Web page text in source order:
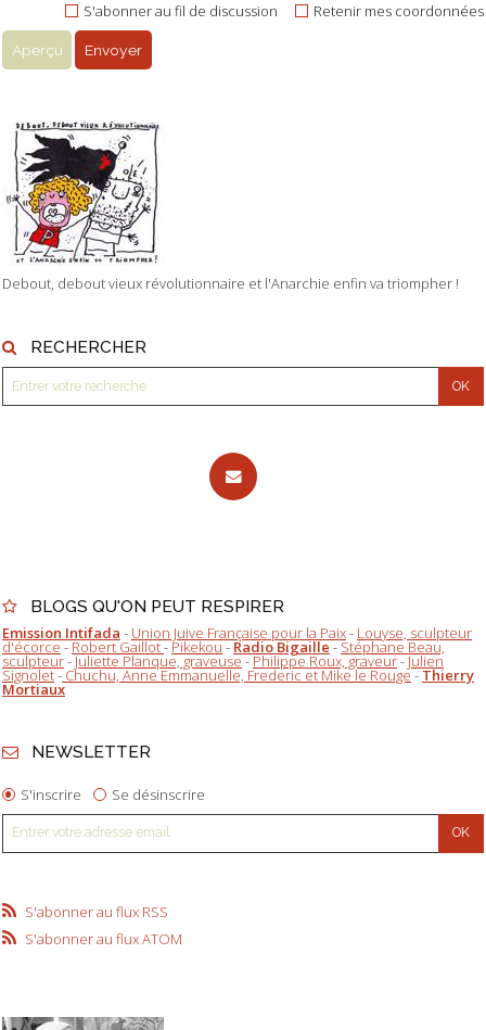
Debout, debout vieux révolutionnaire et l'Anarchie enfin va triompher !
RECHERCHER
BLOGS QU'ON PEUT RESPIRER
Emission Intifada - Union Juive Française pour la Paix- Louyse, sculpteur
d'écorce-Robert Gaillot-Pikekou-Radio Bigaille-Stéphane Beau,
sculpteur-Juliette Planque, graveuse-Philippe Roux, graveur-Julien
Signolet-Chuchu, Anne Emmanuelle, Frederic et Mike le Rouge-Thierry
Mortiaux
NEWSLETTER
S'inscrire Se désinscrire
S'abonner au flux RSS
S'abonner au flux ATOM
Retenir mes coordonnées
S'abonner au fil de discussion